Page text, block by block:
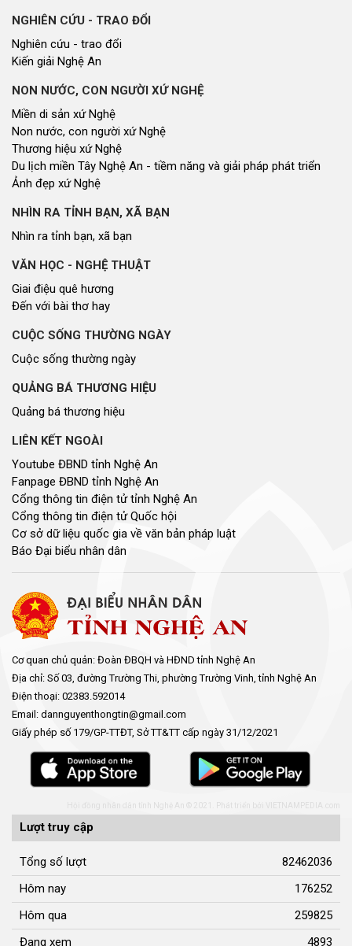
NGHIÊN CỨU - TRAO ĐỔI
Nghiên cứu - trao đổi
Kiến giải Nghệ An
NON NƯỚC, CON NGƯỜI XỨ NGHỆ
Miền di sản xứ Nghệ
Non nước, con người xứ Nghệ
Thương hiệu xứ Nghệ
Du lịch miền Tây Nghệ An - tiềm năng và giải pháp phát triển
Ảnh đẹp xứ Nghệ
NHÌN RA TỈNH BẠN, XÃ BẠN
Nhìn ra tỉnh bạn, xã bạn
VĂN HỌC - NGHỆ THUẬT
Giai điệu quê hương
Đến với bài thơ hay
CUỘC SỐNG THƯỜNG NGÀY
Cuộc sống thường ngày
QUẢNG BÁ THƯƠNG HIỆU
Quảng bá thương hiệu
LIÊN KẾT NGOÀI
Youtube ĐBND tỉnh Nghệ An
Fanpage ĐBND tỉnh Nghệ An
Cổng thông tin điện tử tỉnh Nghệ An
Cổng thông tin điện tử Quốc hội
Cơ sở dữ liệu quốc gia về văn bản pháp luật
Báo Đại biểu nhân dân
Cơ quan chủ quản: Đoàn ĐBQH và HĐND tỉnh Nghệ An
Địa chỉ: Số 03, đường Trường Thi, phường Trường Vinh, tỉnh Nghệ An
Điện thoại: 02383.592014
Email: dannguyenthongtin@gmail.com
Giấy phép số 179/GP-TTĐT, Sở TT&TT cấp ngày 31/12/2021
Hội đồng nhân dân tỉnh Nghệ An © 2021. Phát triển bởi
Lượt truy cập
Tổng số lượt
82462036
Hôm nay
176252
Hôm qua
259825
Đang xem
4893